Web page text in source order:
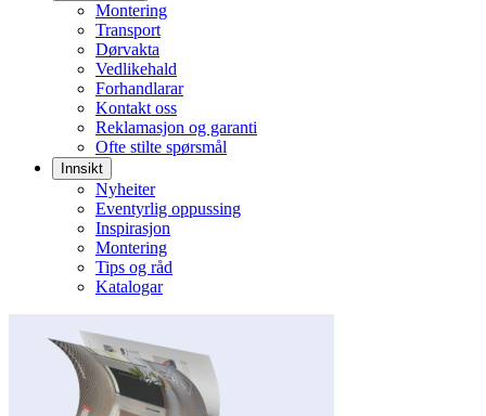
Montering
Transport
Dørvakta
Vedlikehald
Forhandlarar
Kontakt oss
Reklamasjon og garanti
Ofte stilte spørsmål
Innsikt
Nyheiter
Eventyrlig oppussing
Inspirasjon
Montering
Tips og råd
Katalogar